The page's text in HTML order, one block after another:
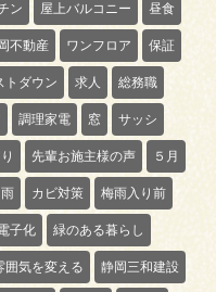
ン 屋上バルコニー 昼食
不動産 ワンフロア 保証
トダウン 求人 総務職
調理家電 窓 サッシ
先輩お施主様の声 ５月
雨 カビ対策 梅雨入り前
子化 緑のある暮らし
囲気を変える 静岡三和建設